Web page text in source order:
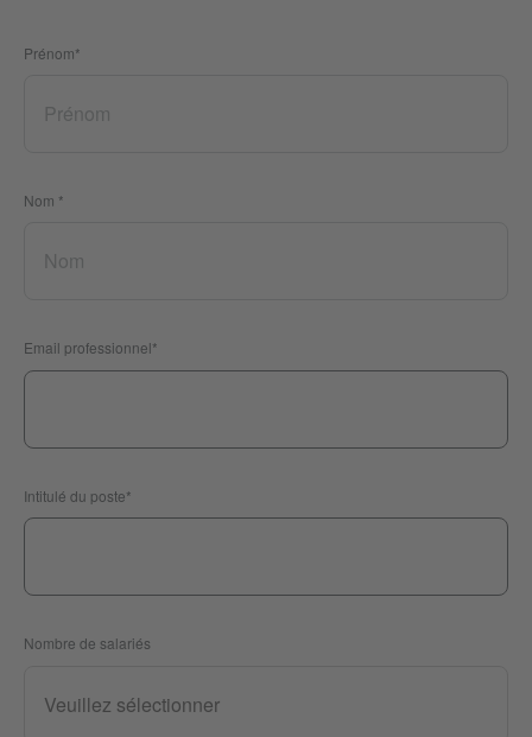
Prénom*
Nom *
Email professionnel*
Intitulé du poste*
Nombre de salariés